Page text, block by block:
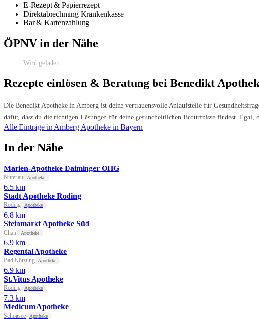
E-Rezept & Papierrezept
Direktabrechnung Krankenkasse
Bar & Kartenzahlung
ÖPNV in der Nähe
Wird geladen…
Rezepte einlösen & Beratung bei Benedikt
Die Benedikt Apotheke in Amberg ist deine vertrauensvolle Anlaufstelle für
dafür, dass du die richtigen Lösungen für deine gesundheitlichen Bedürfnisse findest.
Alle Einträge in Amberg Apotheke in Bayern
In der Nähe
Marien-Apotheke Daiminger OHG
Nittenau Apotheke
6.5 km
Stadt Apotheke Roding
Roding Apotheke
6.8 km
Steinmarkt Apotheke Süd
Cham Apotheke
6.9 km
Regental Apotheke
Bad Kötzting Apotheke
6.9 km
St.Vitus Apotheke
Roding Apotheke
7.3 km
Medicum Apotheke
Schönsee Apotheke